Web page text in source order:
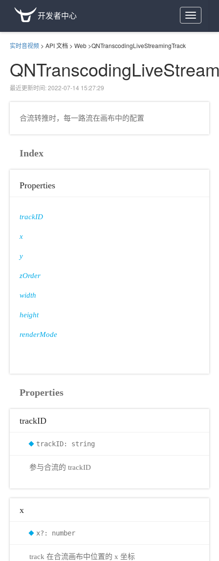
Toggle
navigation
开发者中心
实时音视频 > API 文档 > Web >QNTranscodingLiveStreamingTrack
最近更新时间: 2022-07-14 15:27:29
合流转推时，每一路流在画布中的配置
Index
Properties
trackID
x
y
zOrder
width
height
renderMode
Properties
trackID
trackID: string
参与合流的 trackID
x
x?: number
track 在合流画布中位置的 x 坐标